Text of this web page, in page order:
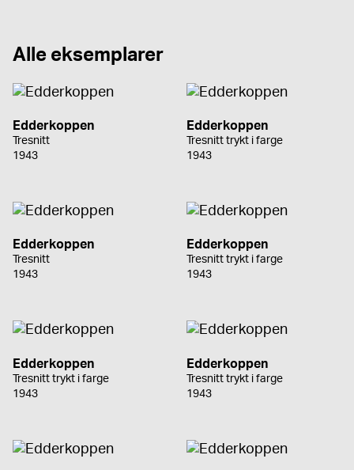
Alle eksemplarer
Edderkoppen
Tresnitt
1943
Edderkoppen
Tresnitt trykt i farge
1943
Edderkoppen
Tresnitt
1943
Edderkoppen
Tresnitt trykt i farge
1943
Edderkoppen
Tresnitt trykt i farge
1943
Edderkoppen
Tresnitt trykt i farge
1943